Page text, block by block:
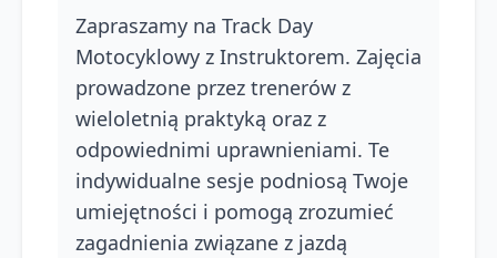
Zapraszamy na Track Day
Motocyklowy z Instruktorem. Zajęcia
prowadzone przez trenerów z
wieloletnią praktyką oraz z
odpowiednimi uprawnieniami. Te
indywidualne sesje podniosą Twoje
umiejętności i pomogą zrozumieć
zagadnienia związane z jazdą